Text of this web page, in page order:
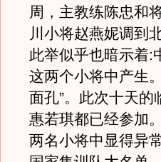
周，主教练陈忠和
川小将赵燕妮调到
此举似乎也暗示着:
这两个小将中产生
面孔”。此次十天
惠若琪都已经参加
两名小将中显得异